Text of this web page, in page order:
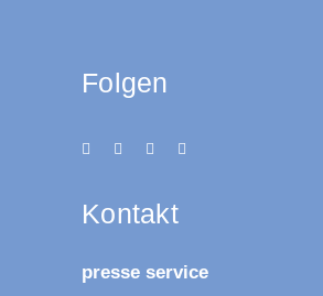
Folgen
Kon­takt
pres­se service